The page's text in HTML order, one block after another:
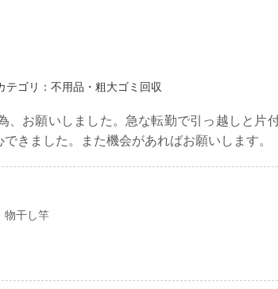
テゴリ：不用品・粗大ゴミ回収
、お願いしました。急な転勤で引っ越しと片
きました。また機会があればお願いします。
物干し竿